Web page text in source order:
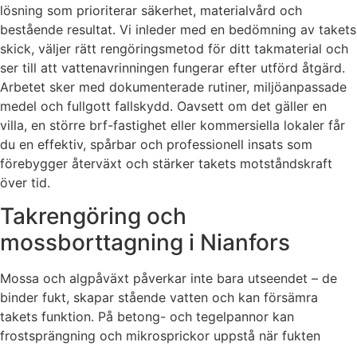
lösning som prioriterar säkerhet, materialvård och
bestående resultat. Vi inleder med en bedömning av takets
skick, väljer rätt rengöringsmetod för ditt takmaterial och
ser till att vattenavrinningen fungerar efter utförd åtgärd.
Arbetet sker med dokumenterade rutiner, miljöanpassade
medel och fullgott fallskydd. Oavsett om det gäller en
villa, en större brf-fastighet eller kommersiella lokaler får
du en effektiv, spårbar och professionell insats som
förebygger återväxt och stärker takets motståndskraft
över tid.
Takrengöring och
mossborttagning i Nianfors
Mossa och algpåväxt påverkar inte bara utseendet – de
binder fukt, skapar stående vatten och kan försämra
takets funktion. På betong- och tegelpannor kan
frostsprängning och mikro­sprickor uppstå när fukten